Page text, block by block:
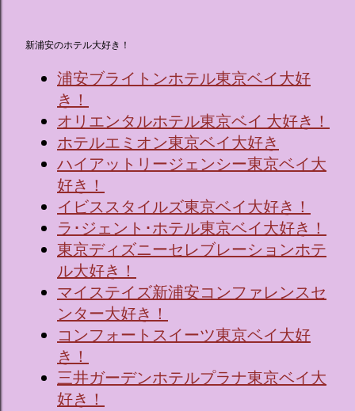
新浦安のホテル大好き！
浦安ブライトンホテル東京ベイ大好
き！
オリエンタルホテル東京ベイ 大好き！
ホテルエミオン東京ベイ大好き
ハイアットリージェンシー東京ベイ大
好き！
イビススタイルズ東京ベイ大好き！
ラ･ジェント･ホテル東京ベイ大好き！
東京ディズニーセレブレーションホテ
ル大好き！
マイステイズ新浦安コンファレンスセ
ンター大好き！
コンフォートスイーツ東京ベイ大好
き！
三井ガーデンホテルプラナ東京ベイ大
好き！